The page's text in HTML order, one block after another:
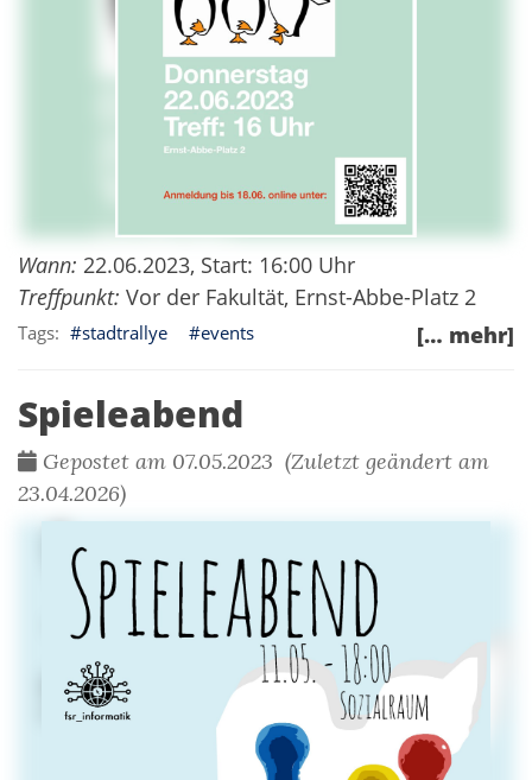
Wann: 22.06.2023, Start: 16:00 Uhr
Treffpunkt: Vor der Fakultät, Ernst-Abbe-Platz 2
[… mehr]
stadtrallye events
Spieleabend
Gepostet am 07.05.2023 (Zuletzt geändert am
23.04.2026)